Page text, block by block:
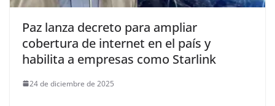
Paz lanza decreto para ampliar
cobertura de internet en el país y
habilita a empresas como Starlink
24 de diciembre de 2025